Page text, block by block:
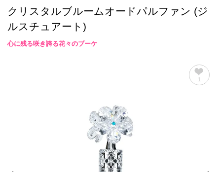
クリスタルブルームオードパルファン (ジ
ルスチュアート)
心に残る咲き誇る花々のブーケ
1